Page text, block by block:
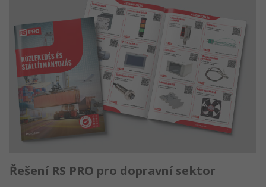
Řešení RS PRO pro dopravní sektor